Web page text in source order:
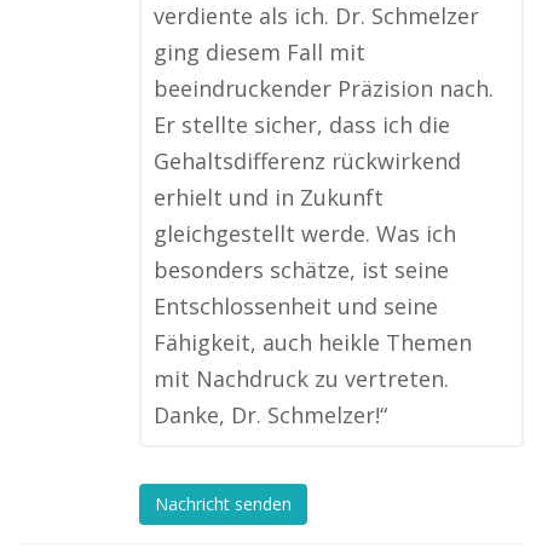
verdiente als ich. Dr. Schmelzer
ging diesem Fall mit
beeindruckender Präzision nach.
Er stellte sicher, dass ich die
Gehaltsdifferenz rückwirkend
erhielt und in Zukunft
gleichgestellt werde. Was ich
besonders schätze, ist seine
Entschlossenheit und seine
Fähigkeit, auch heikle Themen
mit Nachdruck zu vertreten.
Danke, Dr. Schmelzer!“
Nachricht senden